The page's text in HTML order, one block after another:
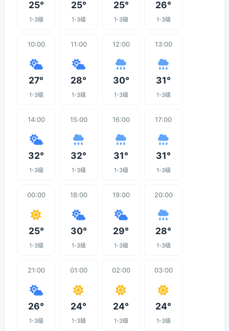
25°
1-3级
25°
1-3级
25°
1-3级
26°
1-3级
10:00
27°
1-3级
11:00
28°
1-3级
12:00
30°
1-3级
13:00
31°
1-3级
14:00
32°
1-3级
15:00
32°
1-3级
16:00
31°
1-3级
17:00
31°
1-3级
00:00
25°
1-3级
18:00
30°
1-3级
19:00
29°
1-3级
20:00
28°
1-3级
21:00
26°
1-3级
01:00
24°
1-3级
02:00
24°
1-3级
03:00
24°
1-3级